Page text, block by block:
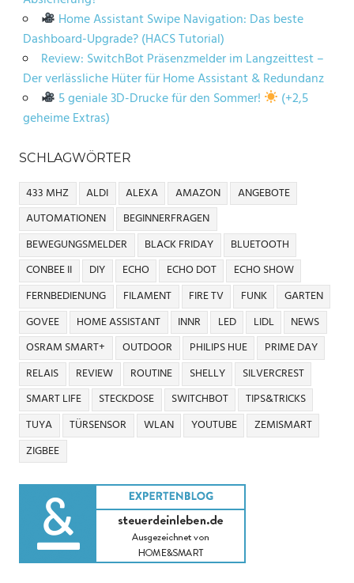
Home Assistant Swipe Navigation: Das beste
Dashboard-Upgrade? (HACS Tutorial)
Review: SwitchBot Präsenzmelder im Langzeittest –
Der verlässliche Hüter für Home Assistant & Redundanz
5 geniale 3D-Drucke für den Sommer!
(+2,5
geheime Extras)
SCHLAGWÖRTER
433 MHZ ALDI ALEXA AMAZON
ANGEBOTE
AUTOMATIONEN
BEGINNERFRAGEN
BEWEGUNGSMELDER
BLACK FRIDAY
BLUETOOTH
CONBEE II
DIY ECHO ECHO DOT
ECHO SHOW
FERNBEDIENUNG
FILAMENT FIRE TV FUNK
GARTEN
GOVEE
HOME ASSISTANT INNR LED LIDL
NEWS
OSRAM SMART+
OUTDOOR PHILIPS HUE
PRIME DAY
RELAIS
REVIEW ROUTINE SHELLY
SILVERCREST
SMART LIFE
STECKDOSE SWITCHBOT
TIPS&TRICKS
TUYA
TÜRSENSOR WLAN YOUTUBE
ZEMISMART
ZIGBEE